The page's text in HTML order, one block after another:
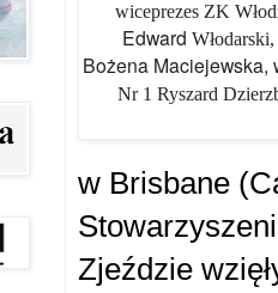
wiceprezes ZK
Edward
Bożena
Nr 1 Ryszard
w Brisbane
Zjeździe